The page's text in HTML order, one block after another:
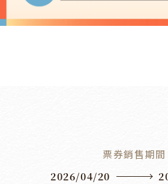
票券銷售期間
2026/04/20